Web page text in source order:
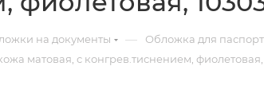
на документы — Обложка для
матовая, с конгрев.тиснением, фиолетовая,